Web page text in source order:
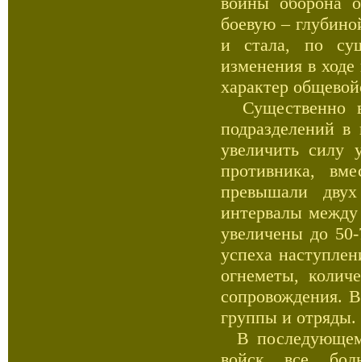
боевую –
и стала, по
изменения в
характер
Существенно
подразделений
увеличить
противника,
превышали
интервалы
увеличены до
успеха
огнеметы,
сопровождения.
группы и отряды.
В